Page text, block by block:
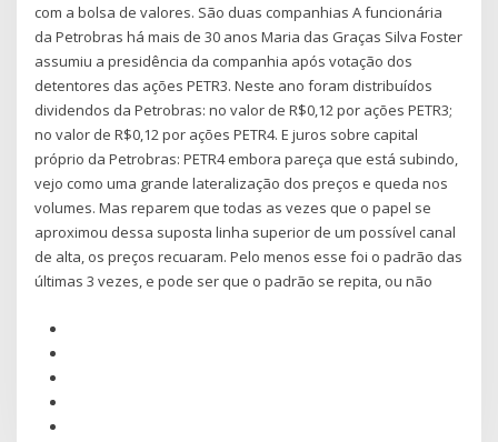
com a bolsa de valores. São duas companhias A funcionária
da Petrobras há mais de 30 anos Maria das Graças Silva Foster
assumiu a presidência da companhia após votação dos
detentores das ações PETR3. Neste ano foram distribuídos
dividendos da Petrobras: no valor de R$0,12 por ações PETR3;
no valor de R$0,12 por ações PETR4. E juros sobre capital
próprio da Petrobras: PETR4 embora pareça que está subindo,
vejo como uma grande lateralização dos preços e queda nos
volumes. Mas reparem que todas as vezes que o papel se
aproximou dessa suposta linha superior de um possível canal
de alta, os preços recuaram. Pelo menos esse foi o padrão das
últimas 3 vezes, e pode ser que o padrão se repita, ou não